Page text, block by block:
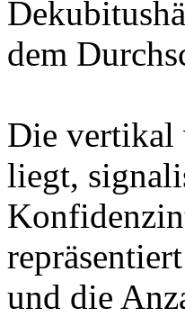
dem
Die vertikal
liegt,
und die